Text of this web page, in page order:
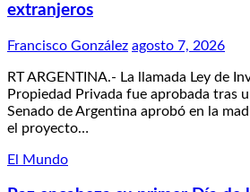
extranjeros
Francisco González agosto 7, 2026
RT ARGENTINA.- La llamada Ley de
Propiedad Privada fue aprobada tras
Senado de Argentina aprobó en la
el proyecto…
El Mundo